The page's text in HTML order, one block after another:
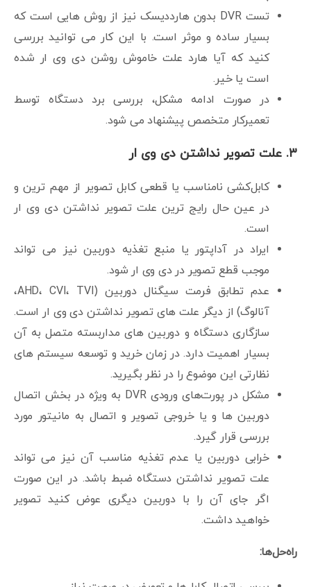
تست DVR بدون هارددیسک نیز از روش هایی است که
بسیار ساده و موثر است. با این کار می توانید بررسی
کنید که آیا هارد علت خاموش روشن دی وی ار شده
است یا خیر.
در صورت ادامه مشکل، بررسی برد دستگاه توسط
تعمیرکار متخصص پیشنهاد می شود.
۳. علت تصویر نداشتن دی وی ار
کابل‌کشی نامناسب یا قطعی کابل تصویر از مهم ترین و
در عین حال رایج ترین علت تصویر نداشتن دی وی ار
است.
ایراد در آداپتور یا منبع تغذیه دوربین نیز می تواند
موجب قطع تصویر در دی وی ار شود.
عدم تطابق فرمت سیگنال دوربین (AHD، CVI، TVI،
آنالوگ) از دیگر علت های تصویر نداشتن دی وی ار است.
سازگاری دستگاه و دوربین های مداربسته متصل به آن
بسیار اهمیت دارد. در زمان خرید و توسعه سیستم های
نظارتی این موضوع را در نظر بگیرید.
مشکل در پورت‌های ورودی DVR به ویژه در بخش اتصال
دوربین ها و یا خروجی تصویر و اتصال به مانیتور مورد
بررسی قرار گیرد.
خرابی دوربین یا عدم تغذیه مناسب آن نیز می تواند
علت تصویر نداشتن دستگاه ضبط باشد. در این صورت
اگر جای آن را با دوربین دیگری عوض کنید تصویر
خواهید داشت.
راه‌حل‌ها: